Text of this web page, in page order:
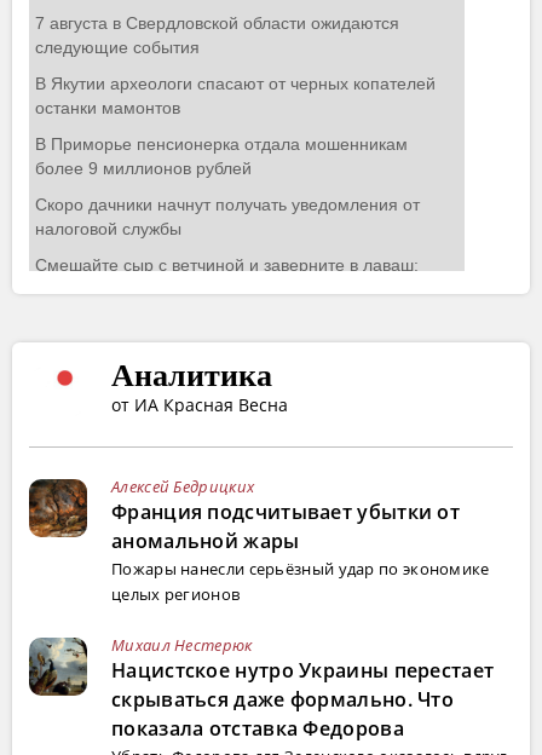
Аналитика
от ИА Красная Весна
Алексей Бедрицких
Франция подсчитывает убытки от
аномальной жары
Пожары нанесли серьёзный удар по экономике
целых регионов
Михаил Нестерюк
Нацистское нутро Украины перестает
скрываться даже формально. Что
показала отставка Федорова